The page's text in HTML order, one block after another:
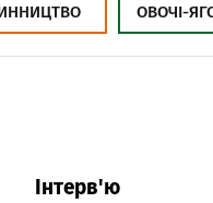
ОВОЧІ-
Інтерв'ю